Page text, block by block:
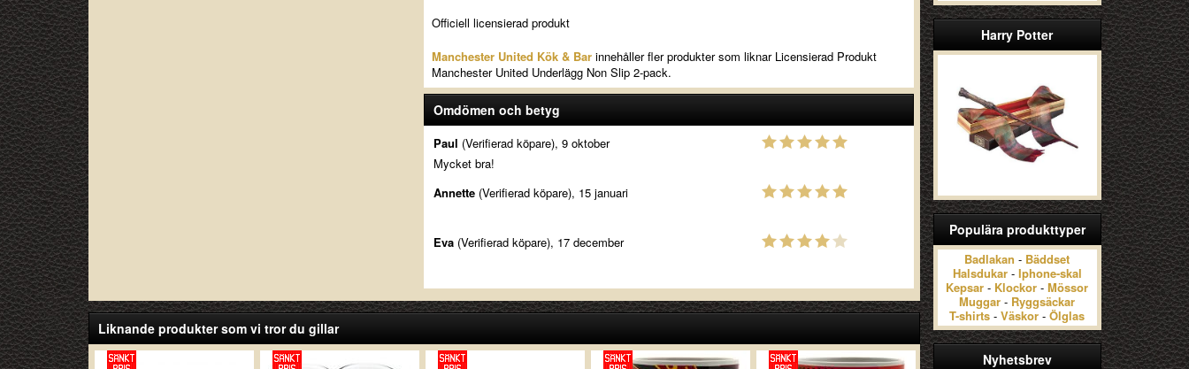
Harry Potter
Populära produkttyper
Badlakan - Bäddset
Halsdukar- Iphone-skal
Kepsar - Klockor - Mössor
Muggar - Ryggsäckar
T-shirts - Väskor - Ölglas
Nyhetsbrev
Officiell licensierad produkt
Manchester United Kök & Barinnehåller fler produkter som liknar Licensierad Produkt
Manchester United Underlägg Non Slip 2-pack.
Omdömen och betyg
Paul (Verifierad köpare), 9 oktober
Mycket bra!
Annette(Verifierad köpare), 15 januari
Eva(Verifierad köpare), 17 december
Liknande produkter som vi tror du gillar